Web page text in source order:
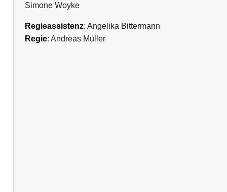
Simone Woyke
Regieassistenz: Angelika Bittermann
Regie: Andreas Müller